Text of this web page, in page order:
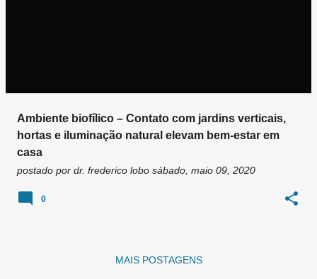
Ambiente biofílico – Contato com jardins verticais,
hortas e iluminação natural elevam bem-estar em
casa
postado por dr. frederico lobo sábado, maio 09, 2020
0
MAIS POSTAGENS